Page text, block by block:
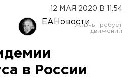
12 МАЯ 2020 В 11:54
ЕАНовости
в России